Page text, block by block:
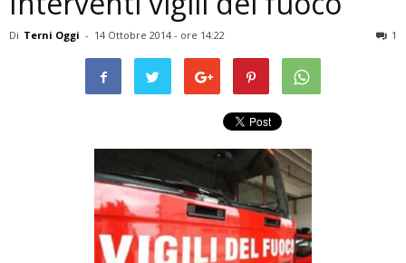
Di Terni Oggi - 14 Ottobre 2014 - ore 14:22 1